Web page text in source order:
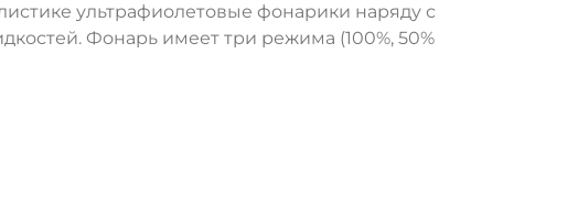
ультрафиолетовые фонарики наряду с
Фонарь имеет три режима (100%, 50%